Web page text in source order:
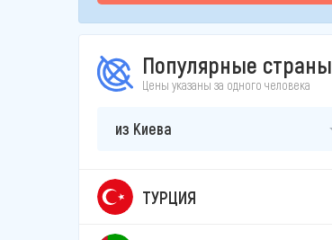
Популярные страны
Цены указаны за одного человека
из Киева
ТУРЦИЯ